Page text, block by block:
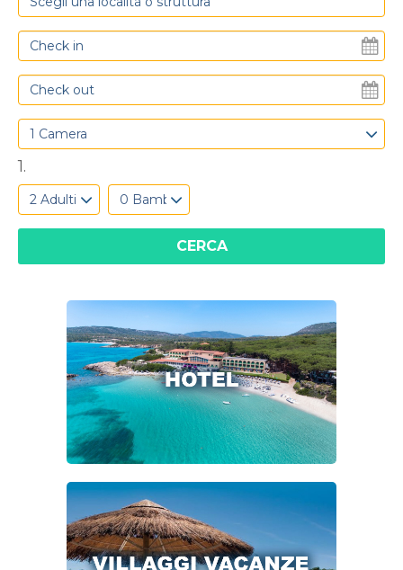
1 Camera
1.
2 Adulti 0 Bambini
CERCA